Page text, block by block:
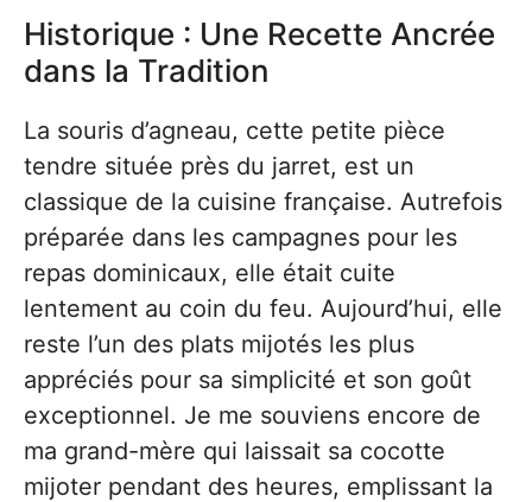
Historique : Une Recette Ancrée
dans la Tradition
La souris d’agneau, cette petite pièce
tendre située près du jarret, est un
classique de la cuisine française. Autrefois
préparée dans les campagnes pour les
repas dominicaux, elle était cuite
lentement au coin du feu. Aujourd’hui, elle
reste l’un des plats mijotés les plus
appréciés pour sa simplicité et son goût
exceptionnel. Je me souviens encore de
ma grand-mère qui laissait sa cocotte
mijoter pendant des heures, emplissant la